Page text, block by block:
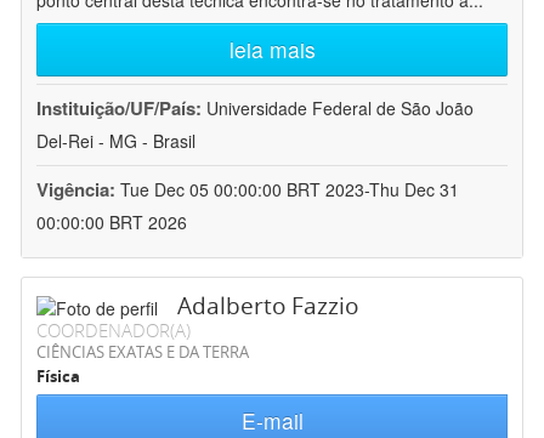
leia mais
Instituição/UF/País: Universidade Federal de São João
Del-Rei - MG - Brasil
Vigência: Tue Dec 05 00:00:00 BRT 2023-Thu Dec 31
00:00:00 BRT 2026
Adalberto Fazzio
COORDENADOR(A)
CIÊNCIAS EXATAS E DA TERRA
Física
E-mail